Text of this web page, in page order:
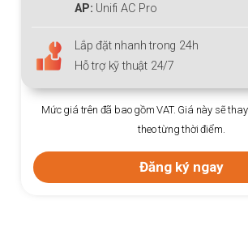
AP: Unifi AC Pro
Lắp đặt nhanh trong 24h
Hỗ trợ kỹ thuật 24/7
Mức giá trên đã bao gồm VAT. Giá này sẽ thay
theo từng thời điểm.
Đăng ký ngay